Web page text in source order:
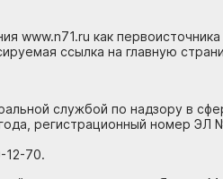
www.n71.ru как
ссылка на главную
службой по надзору в
регистрационный номер
12-70.